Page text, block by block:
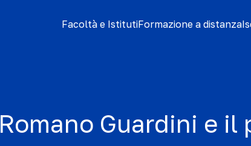
Facoltà e IstitutiFormazione a distanza
Romano Guardini e